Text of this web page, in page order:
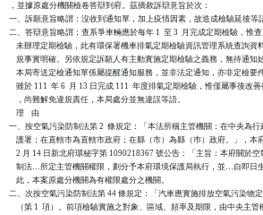
，並據原處分機關檢卷答辯到府。茲摘敘訴辯意旨於次：
一、訴願意旨略謂：沒收到通知單，加上疫情因素，故造成檢驗延後等
二、答辯意旨略謂：查系爭車輛應於每年 1  至 3  月完成定期檢驗，惟查
未辦理定期檢驗，此有環保署機車排氣定期檢驗資訊管理系統查詢資
規事實明確。另依規定訴願人有主動實施定期檢驗之義務，無待通知
本局寄送定檢通知單係屬提醒通知服務，並非法定通知，亦非定檢要
雖於 111  年 6  月 13 日完成 111  年度排氣定期檢驗，惟僅屬事後改
    ，尚難解免違規責任，本局處分並無違誤等語。
    理    由
一、按空氣污染防制法第 2  條規定：「本法所稱主管機關：在中央為行
護署；在直轄市為直轄市政府；在縣（市）為縣（巿）政府。」，本
2 月 14 日新北府環秘字第 1090218367 號公告：「主旨：本府關於
制法…所定主管機關權限，劃分予本府環境保護局執行，並…自即日
    此，本案原處分機關為有權限處分之機關。
二、次按空氣污染防制法第 44 條規定：「汽車應實施排放空氣污染物
（第 1  項）。前項檢驗實施之對象、區域、頻率及期限，由中央主管